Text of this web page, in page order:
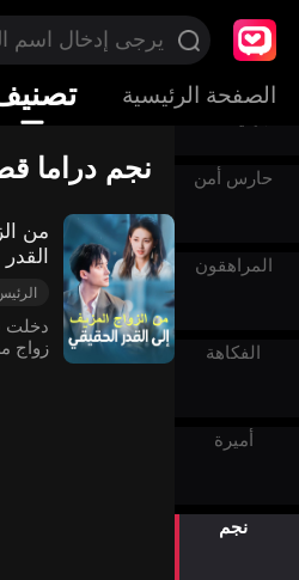
الصفحة الرئيسية
الطبيب
حارس أمن
المراهقون
الفكاهة
أميرة
نجم
نجم دراما
‫من
الحب
‫دخلت
زواج
طاقم
جميع